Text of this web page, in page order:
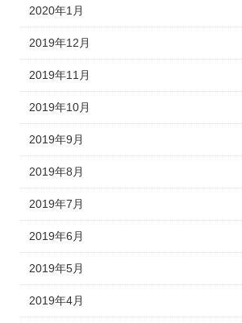
2020年1月
2019年12月
2019年11月
2019年10月
2019年9月
2019年8月
2019年7月
2019年6月
2019年5月
2019年4月